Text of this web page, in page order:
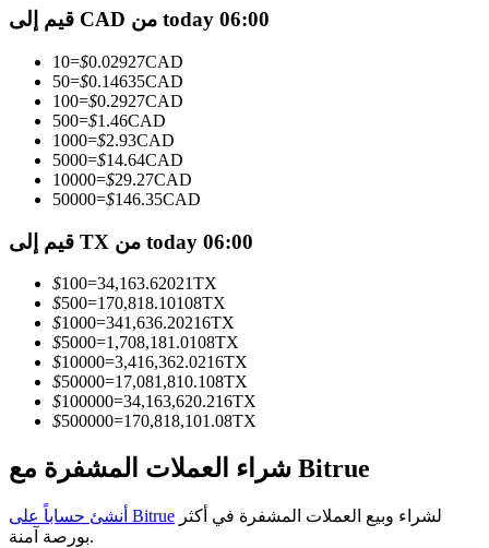
نسخ التداول
كن متداول نسخ
استمتع بتقاسم الأرباح وعمولات نسخ التداول
معلومة
قيم إلى CAD من today 06:00
10=$0.02927CAD
50=$0.14635CAD
100=$0.2927CAD
500=$1.46CAD
1000=$2.93CAD
5000=$14.64CAD
10000=$29.27CAD
50000=$146.35CAD
قيم إلى TX من today 06:00
$100=34,163.62021TX
$500=170,818.10108TX
$1000=341,636.20216TX
$5000=1,708,181.0108TX
$10000=3,416,362.0216TX
$50000=17,081,810.108TX
$100000=34,163,620.216TX
$500000=170,818,101.08TX
شراء العملات المشفرة مع Bitrue
أنشئ حساباً على Bitrue
بورصة آمنة.